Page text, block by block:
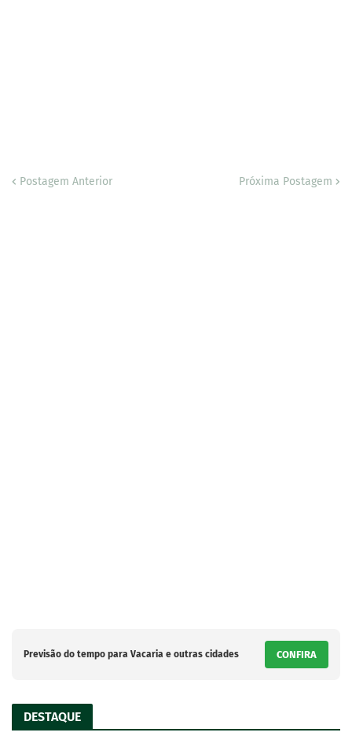
Postagem Anterior Próxima Postagem
Previsão do tempo para Vacaria e outras cidades CONFIRA
DESTAQUE